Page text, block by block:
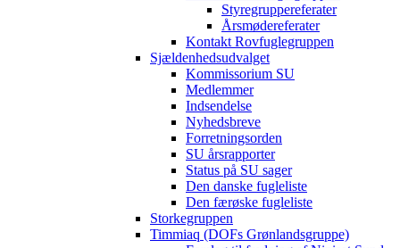
Styregruppereferater
Årsmødereferater
Kontakt Rovfuglegruppen
Sjældenhedsudvalget
Kommissorium SU
Medlemmer
Indsendelse
Nyhedsbreve
Forretningsorden
SU årsrapporter
Status på SU sager
Den danske fugleliste
Den færøske fugleliste
Storkegruppen
Timmiaq (DOFs Grønlandsgruppe)